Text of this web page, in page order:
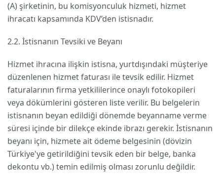
(A) şirketinin, bu komisyonculuk hizmeti, hizmet
ihracatı kapsamında KDV’den istisnadır.
2.2. İstisnanın Tevsiki ve Beyanı
Hizmet ihracına ilişkin istisna, yurtdışındaki müşteriye
düzenlenen hizmet faturası ile tevsik edilir. Hizmet
faturalarının firma yetkililerince onaylı fotokopileri
veya dökümlerini gösteren liste verilir. Bu belgelerin
istisnanın beyan edildiği dönemde beyanname verme
süresi içinde bir dilekçe ekinde ibrazı gerekir. İstisnanın
beyanı için, hizmete ait ödeme belgesinin (dövizin
Türkiye'ye getirildiğini tevsik eden bir belge, banka
dekontu vb.) temin edilmiş olması zorunlu değildir.